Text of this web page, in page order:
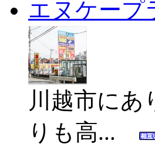
エヌケープ
川越市にあ
りも高...